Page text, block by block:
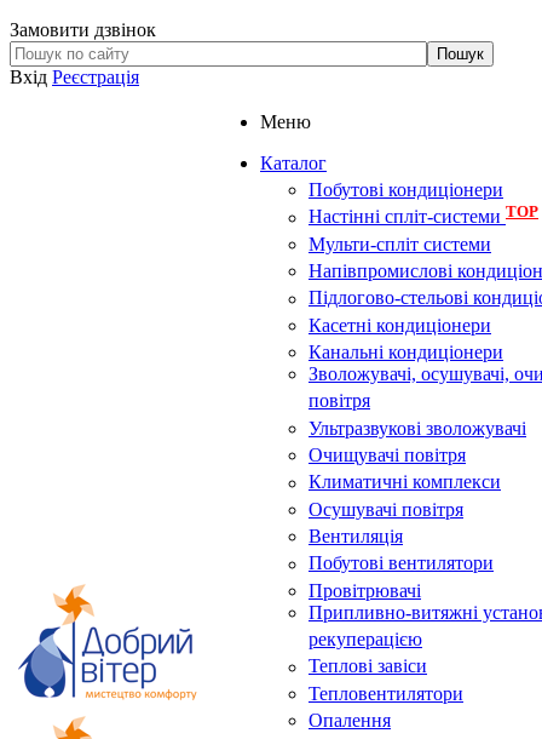
Замовити дзвінок
Вхід Реєстрація
Меню
Каталог
Побутові кондиціонери
Настінні спліт-системи TOP
Мульти-спліт системи
Напівпромислові
Підлогово-стельові
Касетні кондиціонери
Канальні кондиціонери
Зволожувачі, осушувачі,
повітря
Ультразвукові зволожувачі
Очищувачі повітря
Климатичні комплекси
Осушувачі повітря
Вентиляція
Побутові вентилятори
Провітрювачі
Припливно-витяжні
рекуперацією
Теплові завіси
Тепловентилятори
Опалення